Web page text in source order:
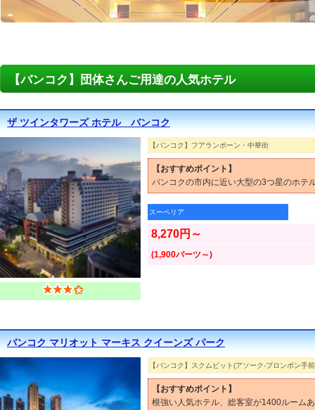
【バンコク】団体さんご用達の人気ホテル
ザ ツインタワーズ ホテル バンコク
【バンコク】フアランポーン・中華街
【おすすめポイント】
バンコクの市内に近い大型の3つ星のホテ
スーペリア
8,270円～
(1,900バーツ～)
バンコク マリオット マーキス クイーンズ パーク
【バンコク】スクムビット(アソーク-プロンポン手
【おすすめポイント】
根強い人気ホテル、総客室が1400ルーム